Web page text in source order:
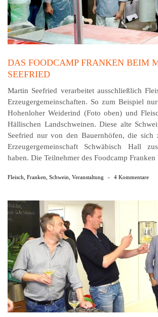
DAS FOODCAMP FRANKEN BEIM
SEEFRIED
Martin Seefried verarbeitet ausschließlich
Erzeugergemeinschaften. So zum Beispiel
Hohenloher Weiderind (Foto oben) und
Hällischen Landschweinen. Diese alte
Seefried nur von den Bauernhöfen, die sich
Erzeugergemeinschaft Schwäbisch Hall
haben. Die Teilnehmer des Foodcamp Franken
Fleisch Franken Schwein Veranstaltung - 4 Kommentare